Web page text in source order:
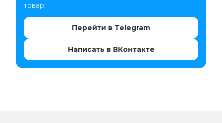
товар:
Перейти в Telegram
Написать в ВКонтакте